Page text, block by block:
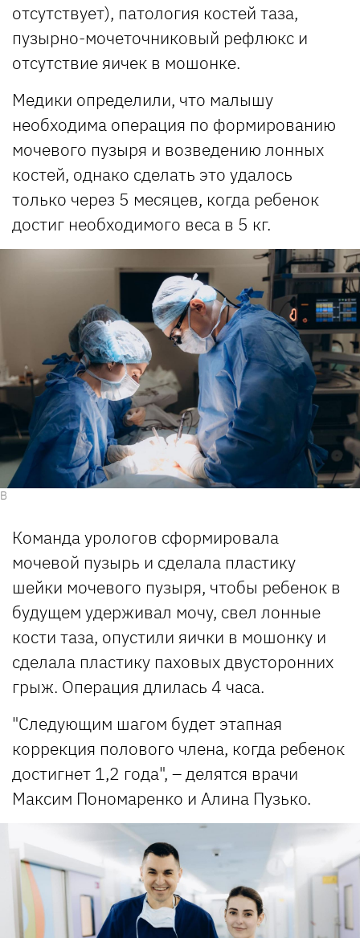
отсутствует), патология костей таза,
пузырно-мочеточниковый рефлюкс и
отсутствие яичек в мошонке.
Медики определили, что малышу
необходима операция по формированию
мочевого пузыря и возведению лонных
костей, однако сделать это удалось
только через 5 месяцев, когда ребенок
достиг необходимого веса в 5 кг.
В
Команда урологов сформировала
мочевой пузырь и сделала пластику
шейки мочевого пузыря, чтобы ребенок в
будущем удерживал мочу, свел лонные
кости таза, опустили яички в мошонку и
сделала пластику паховых двусторонних
грыж. Операция длилась 4 часа.
"Следующим шагом будет этапная
коррекция полового члена, когда ребенок
достигнет 1,2 года", – делятся врачи
Максим Пономаренко и Алина Пузько.